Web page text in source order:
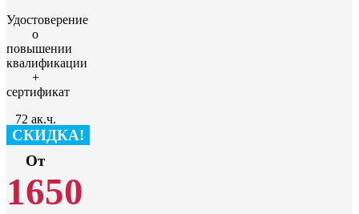
Удостоверение
о
повышении
квалификации
+
сертификат
72 ак.ч.
СКИДКА!
От
1650